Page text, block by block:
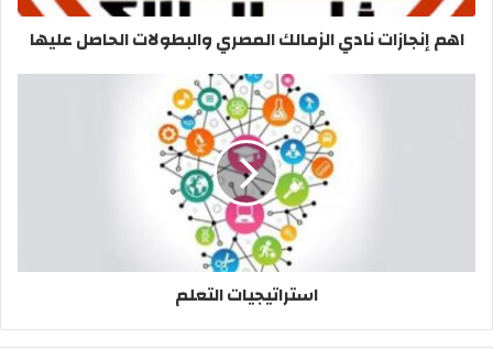
اهم إنجازات نادي الزمالك المصري والبطولات الحاصل عليها
استراتيجيات التعلم